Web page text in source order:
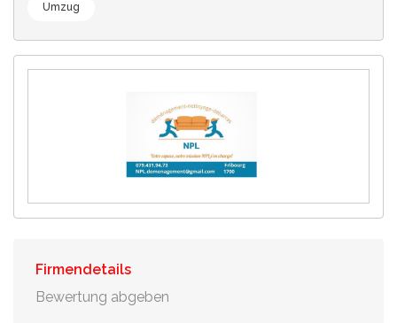
Umzug
Firmendetails
Bewertung abgeben